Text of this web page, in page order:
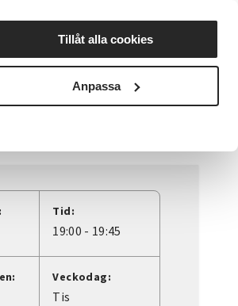
Tillåt alla cookies
Anpassa
Nyheter Avdelningar
Tid:
19:00 - 19:45
Veckodag:
Tis